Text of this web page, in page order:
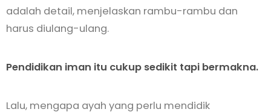
adalah detail, menjelaskan rambu-rambu dan
harus diulang-ulang.
Pendidikan iman itu cukup sedikit tapi bermakna.
Lalu, mengapa ayah yang perlu mendidik